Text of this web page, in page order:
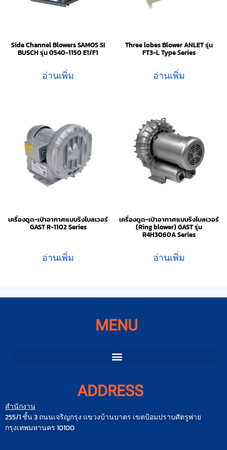
Side Channel Blowers SAMOS SI
BUSCH รุ่น 0540-1150 E1/F1
อ่านเพิ่ม
Three lobes Blower ANLET รุ่น
FT3-L Type Series
อ่านเพิ่ม
เครื่องดูด-เป่าอากาศแบบริงโบลเวอร์
GAST R-1102 Series
อ่านเพิ่ม
เครื่องดูด-เป่าอากาศแบบริงโบลเวอร์
(Ring blower) GAST รุ่น
R4H3060A Series
อ่านเพิ่ม
MENU
ADDRESS
สำนักงาน
255/1 ชั้น 3 ถนนเจริญกรุง แขวงบ้านบาตร เขตป้อมปราบศัตรูพ่าย
กรุงเทพมหานคร 10100